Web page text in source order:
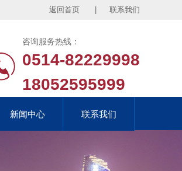
返回首页 联系我们
咨询服务热线：
0514-82229998
18052595999
新闻中心
新闻中心 联系我们
联系我们